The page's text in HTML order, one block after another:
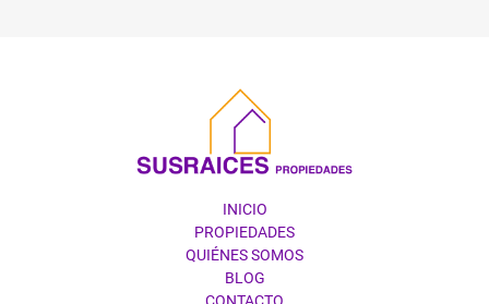
INICIO
PROPIEDADES
QUIÉNES SOMOS
BLOG